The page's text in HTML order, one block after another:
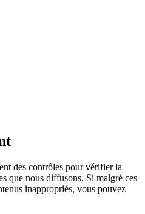
des contrôles pour vérifier la
que nous diffusons. Si malgré ces
inappropriés, vous pouvez